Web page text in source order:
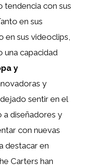
tendencia con sus
en sus
en sus videoclips,
una capacidad
y
y
sentir en el
a diseñadores y
con nuevas
destacar en
Carters han